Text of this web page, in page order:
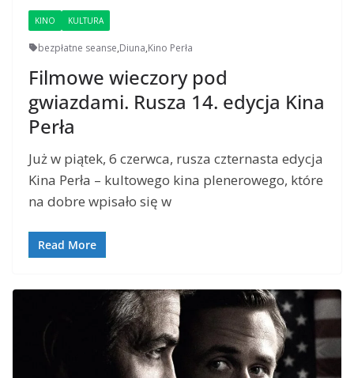
KINO KULTURA
bezpłatne seanse,Diuna,Kino Perła
Filmowe wieczory pod
gwiazdami. Rusza 14. edycja Kina
Perła
Już w piątek, 6 czerwca, rusza czternasta edycja
Kina Perła – kultowego kina plenerowego, które
na dobre wpisało się w
Read More